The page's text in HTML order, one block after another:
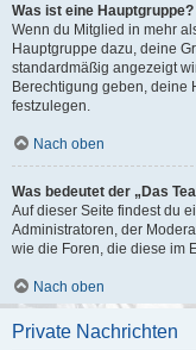
Was ist eine Hauptgruppe?
Wenn du Mitglied in mehr
Hauptgruppe dazu, deine
standardmäßig angezeigt
Berechtigung geben, deine
festzulegen.
Nach oben
Was bedeutet der „Das
Auf dieser Seite findest du
Administratoren, der
wie die Foren, die diese im
Nach oben
Private Nachrichten